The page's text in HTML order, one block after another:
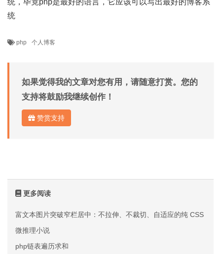
统，毕竟php是最好的语言，它应该可以写出最好的博客系
统
php 个人博客
如果觉得我的文章对您有用，请随意打赏。您的
支持将鼓励我继续创作！
赞赏支持
更多阅读
富文本图片突破窄栏居中：不拉伸、不裁切、自适应的纯 CSS 方案
微推理小说
php链表遍历求和